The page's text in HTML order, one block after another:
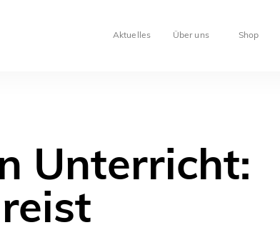
Aktuelles Über uns Shop
Unterricht: